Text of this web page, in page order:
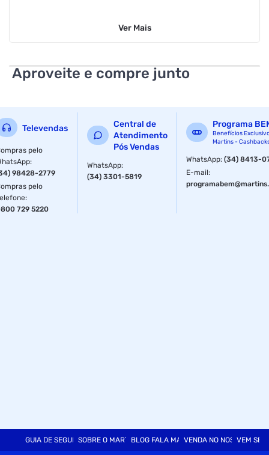
Ver Mais
Aproveite e compre junto
Televendas
pelo
:
98428-2779
pelo
:
729 5220
Central de
Atendimento
Pós Vendas
WhatsApp:
(34) 3301-5819
Programa
Benefícios
Martins -
WhatsApp:(34) 8413-
E-mail:
GUIA DE SEGURANÇASOBRE O MARTINSBLOG FALA MARTVENDA NO NOSSO SITE
VEM SER